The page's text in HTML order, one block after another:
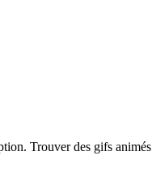
Trouver des gifs